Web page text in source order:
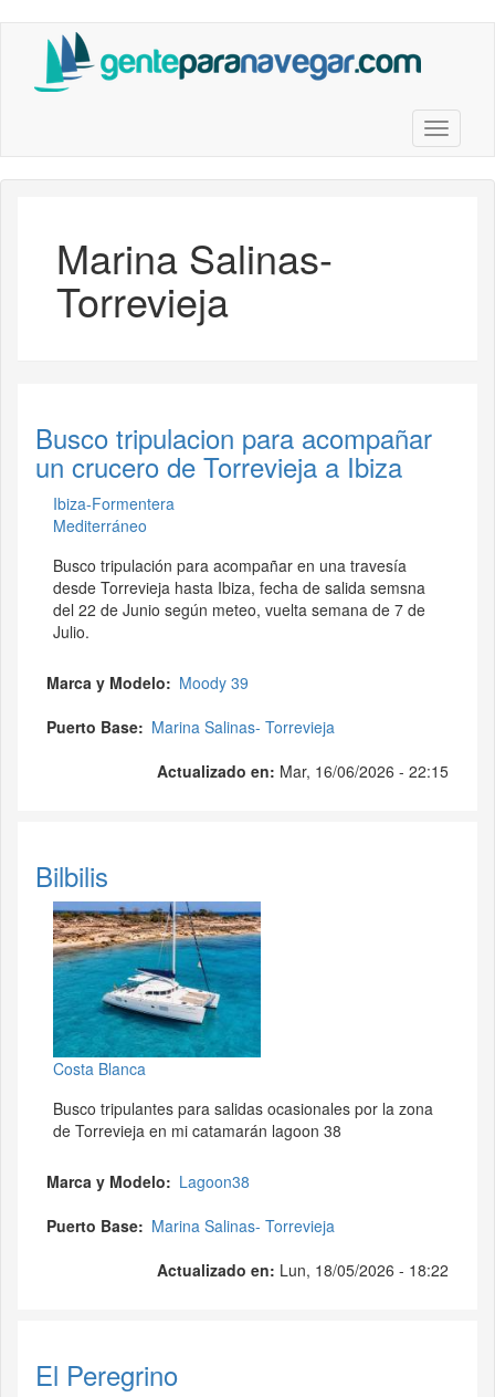
contenido
Toggle
Marina Salinas-
Torrevieja
Busco tripulacion para acompañar
un crucero de Torrevieja a Ibiza
Ibiza-Formentera
Mediterráneo
Busco tripulación para acompañar en una travesía
desde Torrevieja hasta Ibiza, fecha de salida semsna
del 22 de Junio según meteo, vuelta semana de 7 de
Julio.
Marca y Modelo
Moody 39
Puerto Base
Marina Salinas- Torrevieja
Actualizado en: Mar, 16/06/2026 - 22:15
Bilbilis
Costa Blanca
Busco tripulantes para salidas ocasionales por la zona
de Torrevieja en mi catamarán lagoon 38
Marca y Modelo
Lagoon38
Puerto Base
Marina Salinas- Torrevieja
Actualizado en: Lun, 18/05/2026 - 18:22
El Peregrino